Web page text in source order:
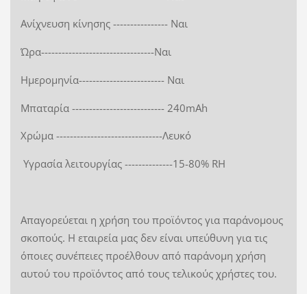
Ανίχνευση κίνησης ---------------- Ναι
Ώρα---------------------------------Ναι
Ημερομηνία------------------------- Ναι
Μπαταρία --------------------------- 240mAh
Χρώμα -------------------------------Λευκό
Υγρασία λειτουργίας --------------15-80% RH
Απαγορεύεται η χρήση του προϊόντος για παράνομους
σκοπούς. Η εταιρεία μας δεν είναι υπεύθυνη για τις
όποιες συνέπειες προέλθουν από παράνομη χρήση
αυτού του προϊόντος από τους τελικούς χρήστες του.